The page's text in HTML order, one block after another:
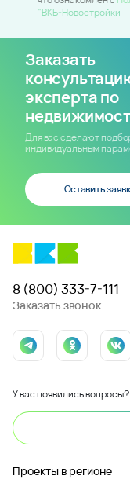
"ВКБ-Новостройки
Заказать
эксперта по
Для вас сделают
индивидуальным
Оставить
8 (800) 333-7-111
Заказать звонок
У вас появились вопросы?
Проекты в регионе